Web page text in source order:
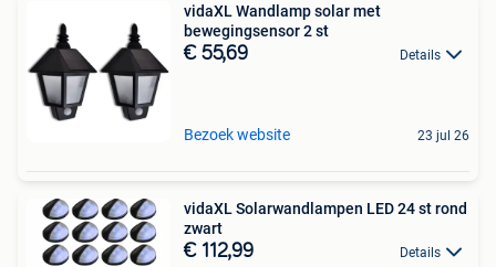
vidaXL Wandlamp solar met
bewegingsensor 2 st
€ 55,69 Details
Bezoek website 23 jul 26
vidaXL Solarwandlampen LED 24 st rond
zwart
€ 112,99 Details